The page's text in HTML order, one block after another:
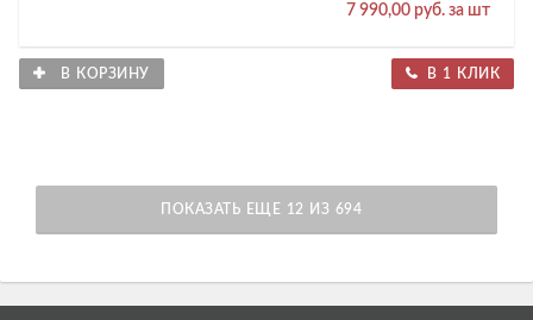
7 990,00 руб. за шт
В КОРЗИНУ В 1 КЛИК
ПОКАЗАТЬ ЕЩЕ 12 ИЗ 694